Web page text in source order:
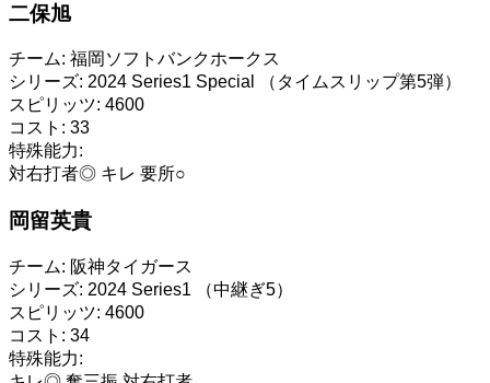
二保旭
チーム: 福岡ソフトバンクホークス
シリーズ: 2024 Series1 Special （タイムスリップ第5弾）
スピリッツ: 4600
コスト: 33
特殊能力:
対右打者◎ キレ 要所○
岡留英貴
チーム: 阪神タイガース
シリーズ: 2024 Series1 （中継ぎ5）
スピリッツ: 4600
コスト: 34
特殊能力: